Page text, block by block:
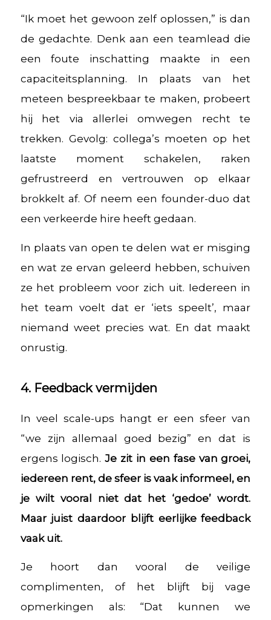
“Ik moet het gewoon zelf oplossen,” is dan
de gedachte. Denk aan een teamlead die
een foute inschatting maakte in een
capaciteitsplanning. In plaats van het
meteen bespreekbaar te maken, probeert
hij het via allerlei omwegen recht te
trekken. Gevolg: collega’s moeten op het
laatste moment schakelen, raken
gefrustreerd en vertrouwen op elkaar
brokkelt af. Of neem een founder-duo dat
een verkeerde hire heeft gedaan.
In plaats van open te delen wat er misging
en wat ze ervan geleerd hebben, schuiven
ze het probleem voor zich uit. Iedereen in
het team voelt dat er ‘iets speelt’, maar
niemand weet precies wat. En dat maakt
onrustig.
4. Feedback vermijden
In veel scale-ups hangt er een sfeer van
“we zijn allemaal goed bezig” en dat is
ergens logisch.Je zit in een fase van groei,
iedereen rent, de sfeer is vaak informeel, en
je wilt vooral niet dat het ‘gedoe’ wordt.
Maar juist daardoor blijft eerlijke feedback
vaak uit.
Je hoort dan vooral de veilige
complimenten, of het blijft bij vage
opmerkingen als: “Dat kunnen we